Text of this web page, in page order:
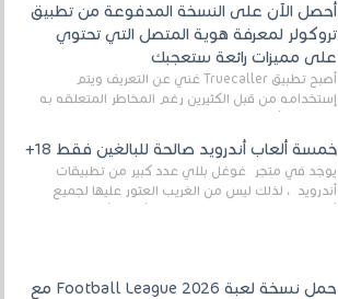
أحصل الآن على النسخة المدفوعة من تطبيق
تروكولر لمعرفة هوية المتصل التي تحتوي
على مميزات رائعة ستعجبك
أصبح تطبيق Truecaller غني عن التعريف ويتم
إستخدامه من قبل الكثيرين رغم المخاطر المتعلقه به
خمسة ألعاب أندرويد صالحة للبالغين فقط 18+
يوجد في متجر غوغل بلاي عدد كبير من تطبيقات
أندرويد ، لذلك ليس من الغريب العثور عليها لجميع
حمل نسخة لعبة Football League 2026 مع